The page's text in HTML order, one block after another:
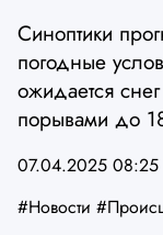
Синоптики
погодные
ожидается
порывами до
07.04.2025 08:25
#Новости